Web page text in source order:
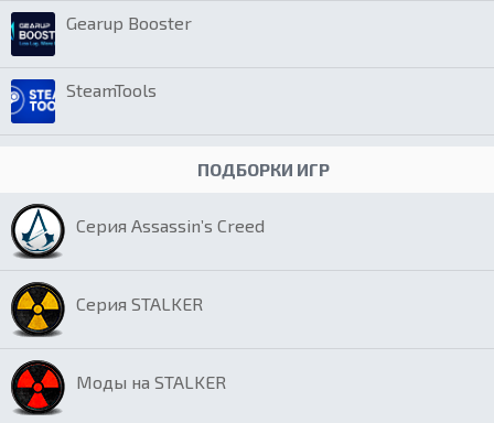
Gearup Booster
SteamTools
ПОДБОРКИ ИГР
Серия Assassin’s Creed
Серия STALKER
Моды на STALKER